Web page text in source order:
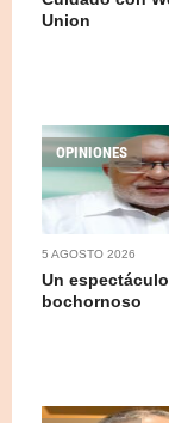
Union
OPINIONES
5 AGOSTO 2026
Un espectáculo
bochornoso